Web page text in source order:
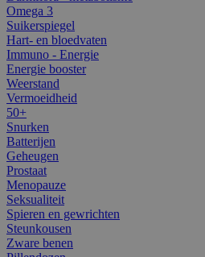
Omega 3
Suikerspiegel
Hart- en bloedvaten
Immuno - Energie
Energie booster
Weerstand
Vermoeidheid
50+
Snurken
Batterijen
Geheugen
Prostaat
Menopauze
Seksualiteit
Spieren en gewrichten
Steunkousen
Zware benen